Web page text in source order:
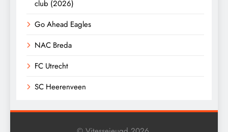
club (2026)
Go Ahead Eagles
NAC Breda
FC Utrecht
SC Heerenveen